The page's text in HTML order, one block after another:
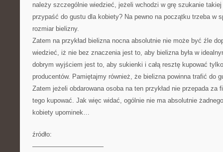
należy szczególnie wiedzieć, jeżeli wchodzi w grę szukanie
przypaść do gustu dla kobiety? Na pewno na początku trzeba w
rozmiar bielizny.
Zatem na przykład bielizna nocna absolutnie nie może być źle
wiedzieć, iż nie bez znaczenia jest to, aby bielizna była w
dobrym wyjściem jest to, aby sukienki i całą resztę kupować
producentów. Pamiętajmy również, że bielizna powinna trafić do
Zatem jeżeli obdarowana osoba na ten przykład nie przepada za
tego kupować. Jak więc widać, ogólnie nie ma absolutnie
kobiety upominek…
źródło:
———————————